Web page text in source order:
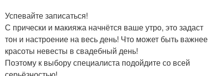
Успевайте записаться!
С прически и макияжа начнётся ваше утро, это задаст
тон и настроение на весь день! Что может быть важнее
красоты невесты в свадебный день!
Поэтому к выбору специалиста подойдите со всей